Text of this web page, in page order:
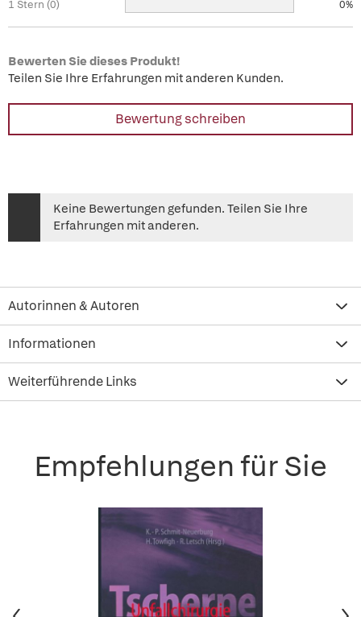
1 Stern (0) 0%
Bewerten Sie dieses Produkt!
Teilen Sie Ihre Erfahrungen mit anderen Kunden.
Bewertung schreiben
Keine Bewertungen gefunden. Teilen Sie Ihre
Erfahrungen mit anderen.
Autorinnen & Autoren
Informationen
Weiterführende Links
Empfehlungen für Sie